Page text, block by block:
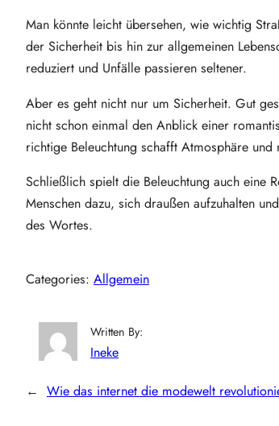
Man könnte leicht übersehen, wie wichtig
der Sicherheit bis hin zur allgemeinen
reduziert und Unfälle passieren seltener.
Aber es geht nicht nur um Sicherheit. Gut
nicht schon einmal den Anblick einer
richtige Beleuchtung schafft Atmosphäre und
Schließlich spielt die Beleuchtung auch eine
Menschen dazu, sich draußen aufzuhalten
des Wortes.
Categories: Allgemein
Written By:
Ineke
← Wie das internet die modewelt